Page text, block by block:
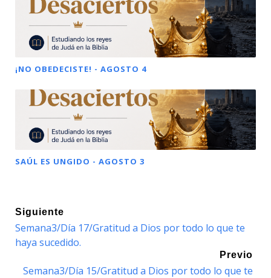
¡NO OBEDECISTE! - AGOSTO 4
SAÚL ES UNGIDO - AGOSTO 3
Siguiente
Semana3/Día 17/Gratitud a Dios por todo lo que te
haya sucedido.
Previo
Semana3/Día 15/Gratitud a Dios por todo lo que te